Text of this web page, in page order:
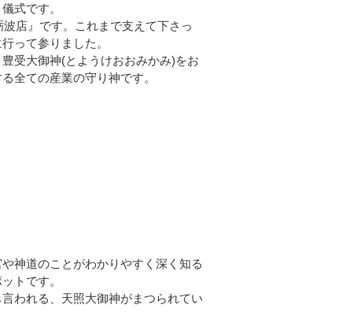
式です。
店』です。これまで支えて下さっ
って参りました。
受大御神(とようけおおみかみ)をお
全ての産業の守り神です。
神道のことがわかりやすく深く知る
トです。
われる、天照大御神がまつられてい